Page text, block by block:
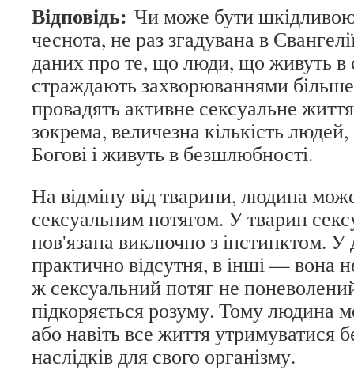
Відповідь: Чи може бути
чеснота, не раз згадувана в
даних про те, що люди, що живуть в
страждають захворюваннями
провадять активне сексуальне
зокрема, величезна кількість
Богові і живуть в безшлюбності.
На відміну від тварини, людина
сексуальним потягом. У тварин
пов'язана виключно з інстинктом. У
практично відсутня, в інші — вона
ж сексуальний потяг не
підкоряється розуму. Тому людина
або навіть все життя утримуватися
наслідків для свого організму.